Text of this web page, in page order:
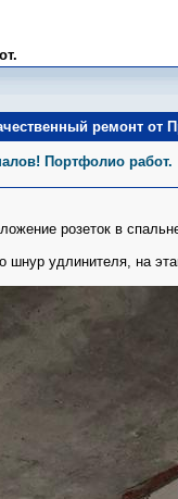
ремонт от
Портфолио работ.
розеток в
удлинителя, на